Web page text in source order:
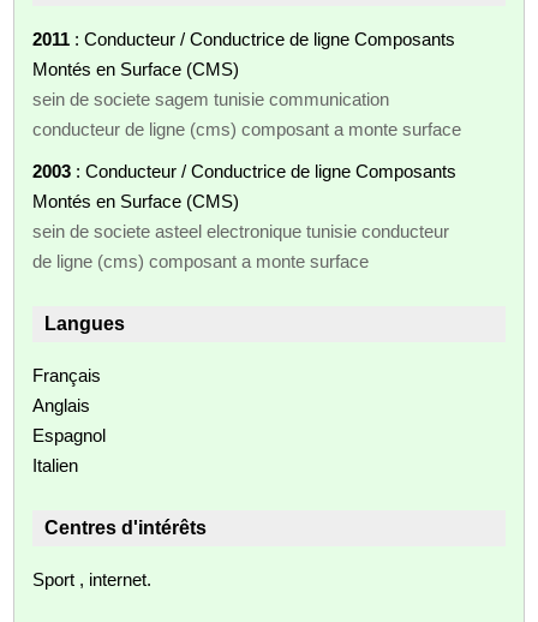
2011 : Conducteur / Conductrice de ligne Composants
Montés en Surface (CMS)
sein de societe sagem tunisie communication
conducteur de ligne (cms) composant a monte surface
2003 : Conducteur / Conductrice de ligne Composants
Montés en Surface (CMS)
sein de societe asteel electronique tunisie conducteur
de ligne (cms) composant a monte surface
Langues
Français
Anglais
Espagnol
Italien
Centres d'intérêts
Sport , internet.